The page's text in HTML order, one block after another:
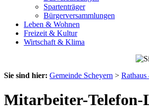
Spartenträger
Bürgerversammlungen
Leben & Wohnen
Freizeit & Kultur
Wirtschaft & Klima
Sie sind hier: Gemeinde Scheyern >
Mitarbeiter-Telefon-